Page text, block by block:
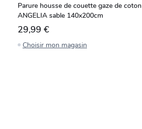
Parure housse de couette gaze de coton
ANGELIA sable 140x200cm
29,99 €
Choisir mon magasin